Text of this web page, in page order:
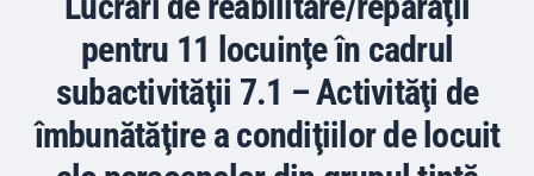
pentru 11 locuinţe în cadrul
subactivităţii 7.1 – Activităţi de
îmbunătăţire a condiţiilor de locuit